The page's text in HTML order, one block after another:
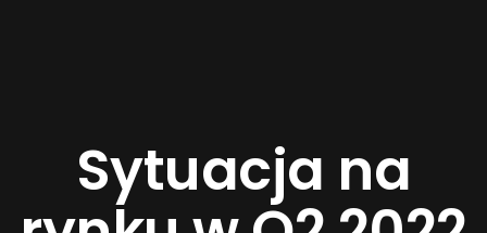
Sytuacja na